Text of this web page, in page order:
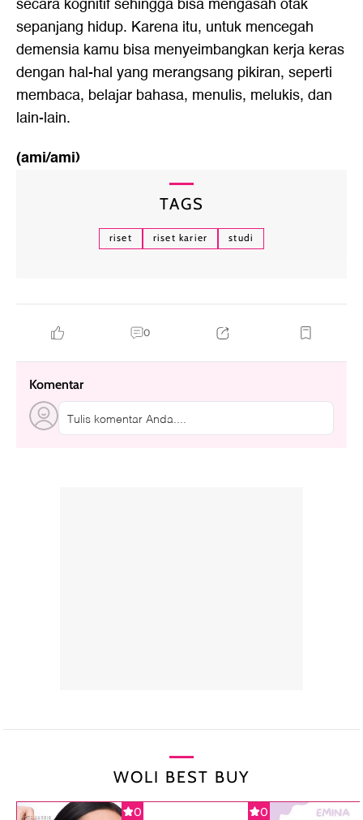
sepanjang hidup. Karena itu, untuk mencegah
demensia kamu bisa menyeimbangkan kerja keras
dengan hal-hal yang merangsang pikiran, seperti
membaca, belajar bahasa, menulis, melukis, dan
lain-lain.
(ami/ami)
TAGS
riset riset karier studi
0
Komentar
Tulis komentar Anda....
WOLI BEST BUY
0 0